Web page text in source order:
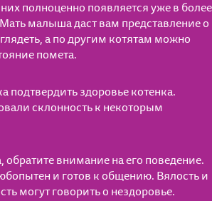
полноценно появляется уже в более
малыша даст вам представление о
а по другим котятам можно
помета.
подтвердить здоровье котенка.
склонность к некоторым
обратите внимание на его поведение.
и готов к общению. Вялость и
могут говорить о нездоровье.